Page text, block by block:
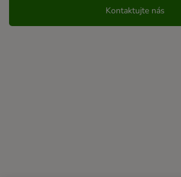
Kontaktujte nás